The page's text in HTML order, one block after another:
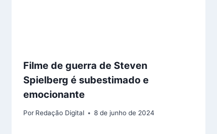
Filme de guerra de Steven
Spielberg é subestimado e
emocionante
Por Redação Digital 8 de junho de 2024